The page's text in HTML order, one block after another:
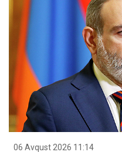
06 Avqust 2026 11:14